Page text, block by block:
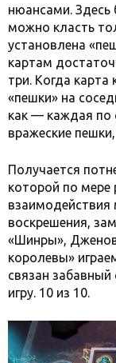
нюансами. Здесь
можно класть
установлена
картам
три. Когда карта
«пешки» на
как — каждая по
вражеские
Получается
которой по
воскрешения,
«Шинры»,
королевы»
связан
игру. 10 из 10.